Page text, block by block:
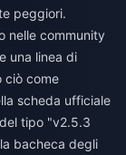
peggiori.
nelle community
una linea di
ciò come
scheda ufficiale
tipo "v2.5.3
bacheca degli